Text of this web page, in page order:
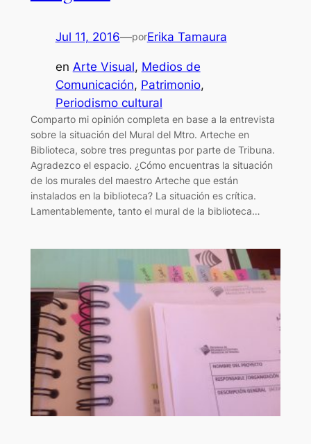
Jul 11, 2016—porErika Tamaura
en Arte Visual, Medios de
Comunicación, Patrimonio
Periodismo cultural
Comparto mi opinión completa en base a la entrevista
sobre la situación del Mural del Mtro. Arteche en
Biblioteca, sobre tres preguntas por parte de Tribuna.
Agradezco el espacio. ¿Cómo encuentras la situación
de los murales del maestro Arteche que están
instalados en la biblioteca? La situación es crítica.
Lamentablemente, tanto el mural de la biblioteca…